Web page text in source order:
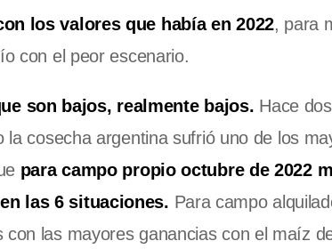
los valores que había en 2022, para
con el peor escenario.
son bajos, realmente bajos. Hace
cosecha argentina sufrió uno de los
para campo propio octubre de 2022
las 6 situaciones. Para campo
las mayores ganancias con el maíz